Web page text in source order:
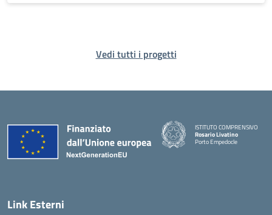
Vedi tutti i progetti
ISTITUTO COMPRENSIVO
Rosario Livatino
Porto Empedocle
Link Esterni